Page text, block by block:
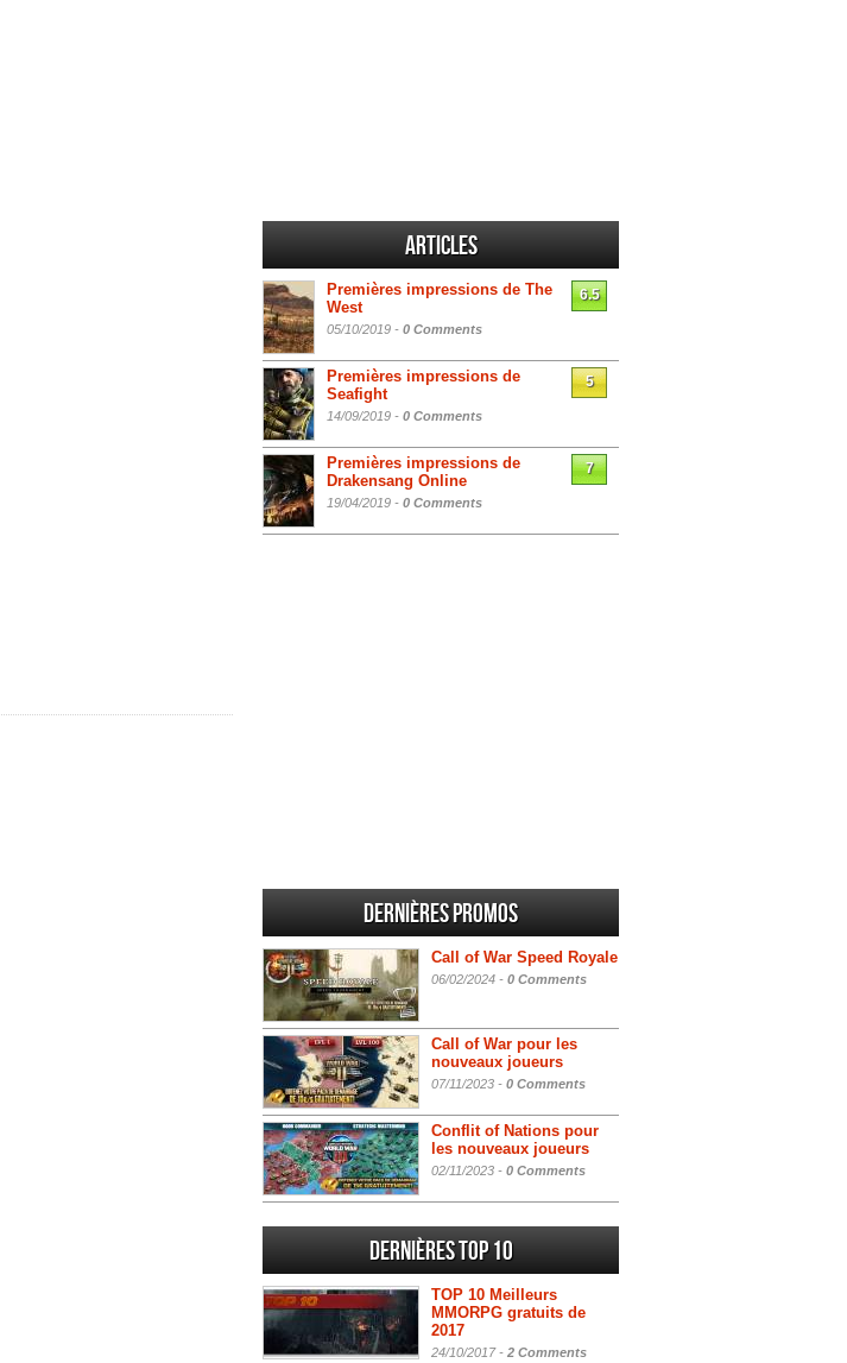
Articles
Premières impressions de The
West
05/10/2019 - 0 Comments
6.5
Premières impressions de
Seafight
14/09/2019 - 0 Comments
5
Premières impressions de
Drakensang Online
19/04/2019 - 0 Comments
7
Dernières promos
Call of War Speed Royale
06/02/2024 - 0 Comments
Call of War pour les
nouveaux joueurs
07/11/2023 - 0 Comments
Conflit of Nations pour
les nouveaux joueurs
02/11/2023 - 0 Comments
Dernières Top 10
TOP 10 Meilleurs
MMORPG gratuits de
2017
24/10/2017 - 2 Comments